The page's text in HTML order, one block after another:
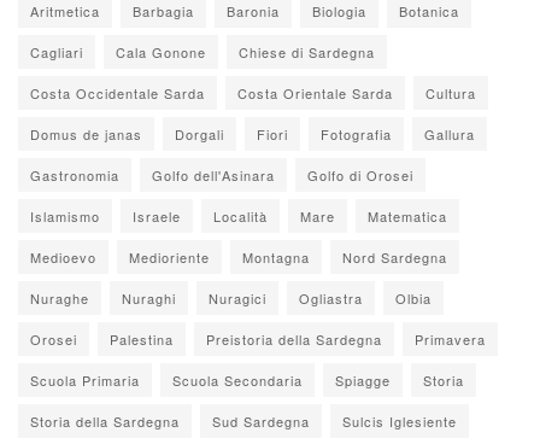
Aritmetica Barbagia Baronia Biologia Botanica
Cagliari Cala Gonone Chiese di Sardegna
Costa Occidentale Sarda Costa Orientale Sarda Cultura
Domus de janas Dorgali Fiori Fotografia Gallura
Gastronomia Golfo dell'Asinara Golfo di Orosei
Islamismo Israele Località Mare Matematica
Medioevo Medioriente Montagna Nord Sardegna
Nuraghe Nuraghi Nuragici Ogliastra Olbia
Orosei Palestina Preistoria della Sardegna Primavera
Scuola Primaria Scuola Secondaria Spiagge Storia
Storia della Sardegna Sud Sardegna Sulcis Iglesiente